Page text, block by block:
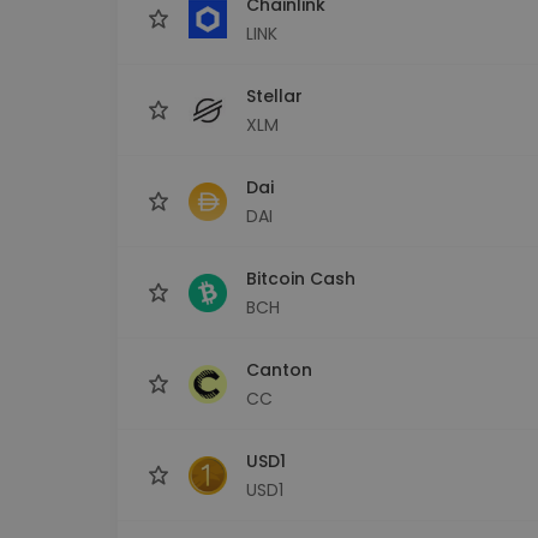
LINK
Stellar
XLM
Dai
DAI
Bitcoin Cash
BCH
Canton
CC
USD1
USD1